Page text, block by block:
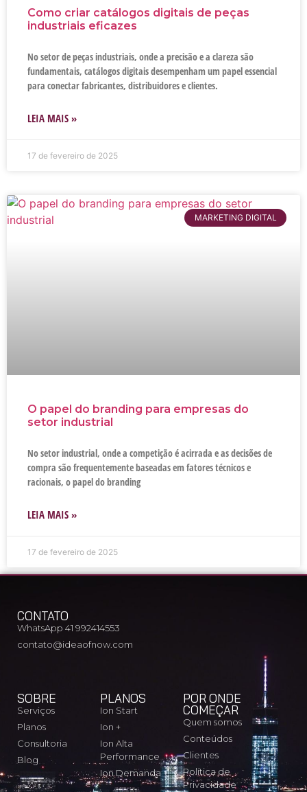
Como criar catálogos digitais de peças
industriais eficazes
No setor de peças industriais, onde a precisão e a clareza são
fundamentais, catálogos digitais desempenham um papel essencial
para conectar fabricantes, distribuidores e clientes.
LEIA MAIS »
17 de fevereiro de 2025
MARKETING DIGITAL
O papel do branding para empresas do
setor industrial
No setor industrial, onde a competição é acirrada e as decisões de
compra são frequentemente baseadas em fatores técnicos e
racionais, o papel do branding
LEIA MAIS »
17 de fevereiro de 2025
CONTATO
WhatsApp 41 992414553
contato@ideaofnow.com
SOBRE
Serviços
Planos
Consultoria
Blog
PLANOS
Ion Start
Ion +
Ion Alta
Performance
Ion Demanda
POR ONDE
COMEÇAR
Quem somos
Conteúdos
Clientes
Política de
Privacidade